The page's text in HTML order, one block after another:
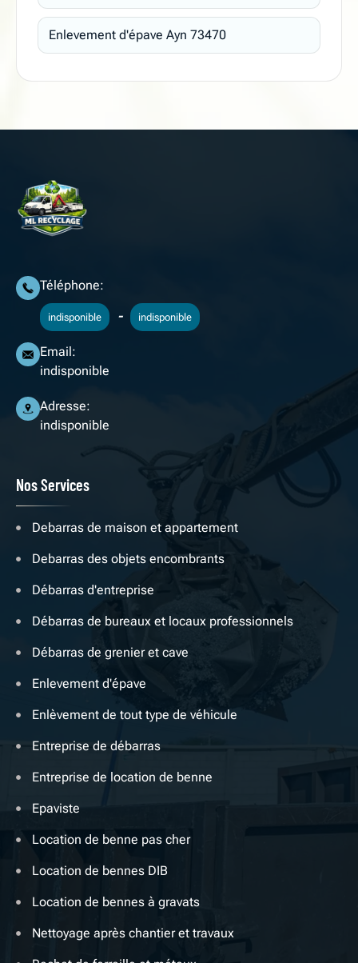
Enlevement d'épave Ayn 73470
Téléphone:
indisponible - indisponible
Email:
indisponible
Adresse:
indisponible
Nos Services
Debarras de maison et appartement
Debarras des objets encombrants
Débarras d'entreprise
Débarras de bureaux et locaux professionnels
Débarras de grenier et cave
Enlevement d'épave
Enlèvement de tout type de véhicule
Entreprise de débarras
Entreprise de location de benne
Epaviste
Location de benne pas cher
Location de bennes DIB
Location de bennes à gravats
Nettoyage après chantier et travaux